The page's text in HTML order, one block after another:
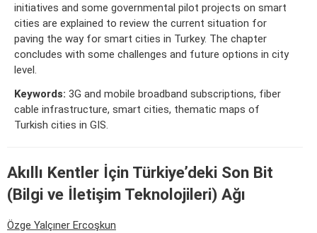
initiatives and some governmental pilot projects on smart
cities are explained to review the current situation for
paving the way for smart cities in Turkey. The chapter
concludes with some challenges and future options in city
level.
Keywords: 3G and mobile broadband subscriptions, fiber
cable infrastructure, smart cities, thematic maps of
Turkish cities in GIS.
Akıllı Kentler İçin Türkiye’deki Son Bit
(Bilgi ve İletişim Teknolojileri) Ağı
Özge Yalçıner Ercoşkun